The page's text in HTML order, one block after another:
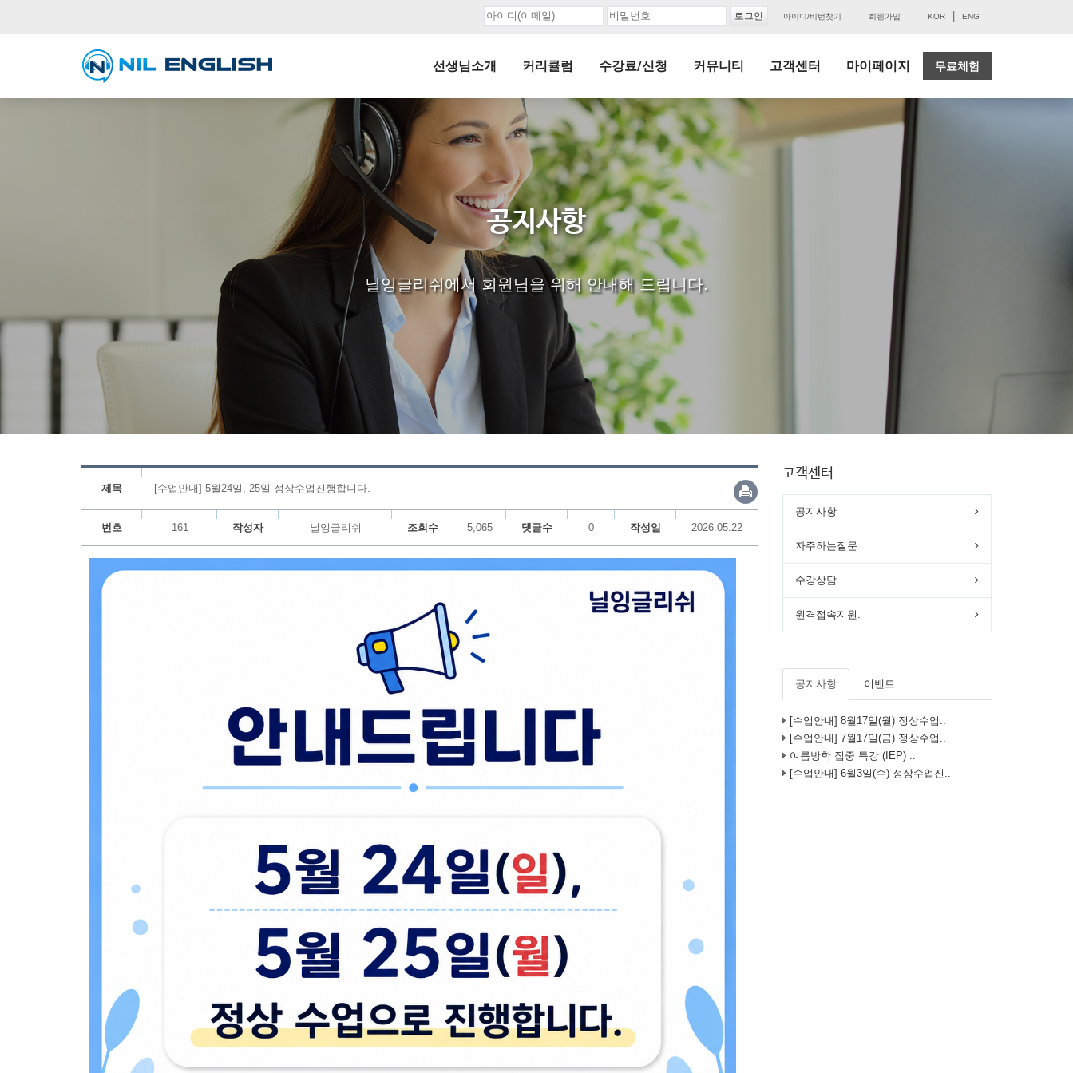
아이디/비번찾기 회원가입 KOR ENG
선생님소개 커리큘럼 수강료/신청 커뮤니티 고객센터 마이페이지 무료체험
공지사항
닐잉글리쉬에서 회원님을 위해 안내해 드립니다.
제목 [수업안내] 5월24일, 25일 정상수업진행합니다.
번호 161 작성자 닐잉글리쉬 조회수 5,065 댓글수 0 작성일 2026.05.22
고객센터
공지사항
자주하는질문
수강상담
원격접속지원.
공지사항 이벤트
[수업안내] 8월17일(월) 정상수업..
[수업안내] 7월17일(금) 정상수업..
여름방학 집중 특강 (IEP) ..
[수업안내] 6월3일(수) 정상수업진..